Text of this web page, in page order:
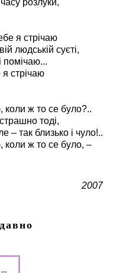
розлуки,
я стрічаю
людській суєті,
помічаю...
я стрічаю
коли ж то се було?..
тоді,
– так близько і чуло!..
коли ж то се було, –
2007